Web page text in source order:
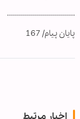
..................................
پایان پیام/ 167